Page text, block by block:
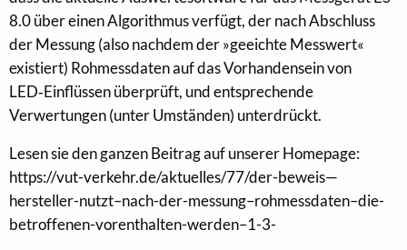
8.0 über einen Algorithmus verfügt, der nach Abschluss
der Messung (also nachdem der »geeichte Messwert«
existiert) Rohmessdaten auf das Vorhandensein von
LED‑Einflüssen überprüft, und entsprechende
Verwertungen (unter Umständen) unterdrückt.
Lesen sie den ganzen Beitrag auf unserer Homepage:
https://vut-verkehr.de/aktuelles/77/der-beweis—
hersteller-nutzt–nach-der-messung–rohmessdaten–die-
betroffenen-vorenthalten-werden–1-3-